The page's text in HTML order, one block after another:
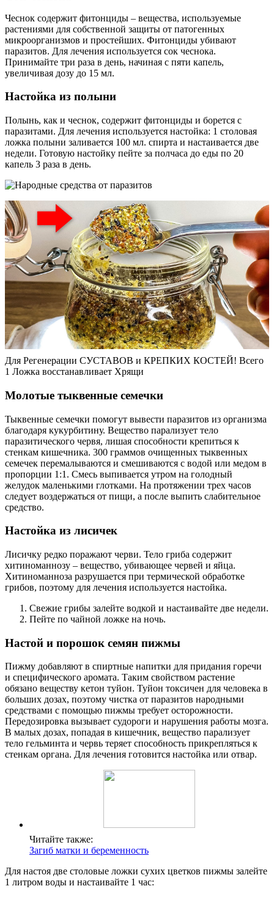
Чеснок содержит фитонциды – вещества, используемые
растениями для собственной защиты от патогенных
микроорганизмов и простейших. Фитонциды убивают
паразитов. Для лечения используется сок чеснока.
Принимайте три раза в день, начиная с пяти капель,
увеличивая дозу до 15 мл.
Настойка из полыни
Полынь, как и чеснок, содержит фитонциды и борется с
паразитами. Для лечения используется настойка: 1 столовая
ложка полыни заливается 100 мл. спирта и настаивается две
недели. Готовую настойку пейте за полчаса до еды по 20
капель 3 раза в день.
Для Регенерации СУСТАВОВ и КРЕПКИХ КОСТЕЙ! Всего
1 Ложка восстанавливает Хрящи
Молотые тыквенные семечки
Тыквенные семечки помогут вывести паразитов из организма
благодаря кукурбитину. Вещество парализует тело
паразитического червя, лишая способности крепиться к
стенкам кишечника. 300 граммов очищенных тыквенных
семечек перемалываются и смешиваются с водой или медом в
пропорции 1:1. Смесь выпивается утром на голодный
желудок маленькими глотками. На протяжении трех часов
следует воздержаться от пищи, а после выпить слабительное
средство.
Настойка из лисичек
Лисичку редко поражают черви. Тело гриба содержит
хитиноманнозу – вещество, убивающее червей и яйца.
Хитиноманноза разрушается при термической обработке
грибов, поэтому для лечения используется настойка.
Свежие грибы залейте водкой и настаивайте две недели.
Пейте по чайной ложке на ночь.
Настой и порошок семян пижмы
Пижму добавляют в спиртные напитки для придания горечи
и специфического аромата. Таким свойством растение
обязано веществу кетон туйон. Туйон токсичен для человека в
больших дозах, поэтому чистка от паразитов народными
средствами с помощью пижмы требует осторожности.
Передозировка вызывает судороги и нарушения работы мозга.
В малых дозах, попадая в кишечник, вещество парализует
тело гельминта и червь теряет способность прикрепляться к
стенкам органа. Для лечения готовится настойка или отвар.
Читайте также:
Загиб матки и беременность
Для настоя две столовые ложки сухих цветков пижмы залейте
1 литром воды и настаивайте 1 час: